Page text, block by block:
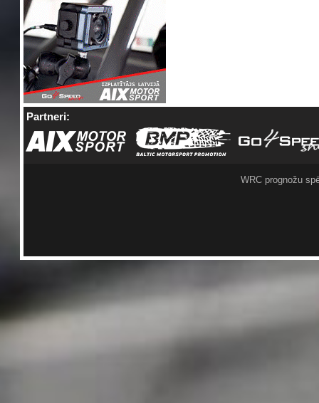
Partneri:
WRC prognožu